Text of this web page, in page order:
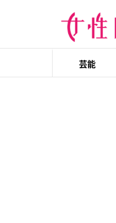
芸能